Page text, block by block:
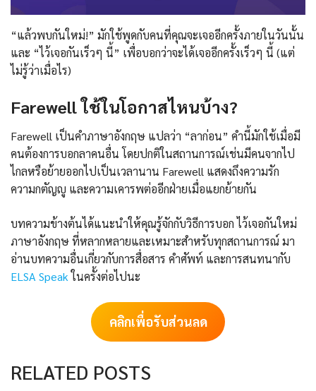
“แล้วพบกันใหม่!” มักใช้พูดกับคนที่คุณจะเจออีกครั้งภายในวันนั้น
และ “ไว้เจอกันเร็วๆ นี้” เพื่อบอกว่าจะได้เจออีกครั้งเร็วๆ นี้ (แต่
ไม่รู้ว่าเมื่อไร)
Farewell ใช้ในโอกาสไหนบ้าง?
Farewell เป็นคำภาษาอังกฤษ แปลว่า “ลาก่อน” คำนี้มักใช้เมื่อมี
คนต้องการบอกลาคนอื่น โดยปกติในสถานการณ์เช่นมีคนจากไป
ไกลหรือย้ายออกไปเป็นเวลานาน Farewell แสดงถึงความรัก
ความกตัญญู และความเคารพต่ออีกฝ่ายเมื่อแยกย้ายกัน
บทความข้างต้นได้แนะนำให้คุณรู้จักกับวิธีการบอก ไว้เจอกันใหม่
ภาษาอังกฤษ ที่หลากหลายและเหมาะสำหรับทุกสถานการณ์ มา
อ่านบทความอื่นเกี่ยวกับการสื่อสาร คำศัพท์ และการสนทนากับ
ELSA Speakในครั้งต่อไปนะ
คลิกเพื่อรับส่วนลด
RELATED POSTS